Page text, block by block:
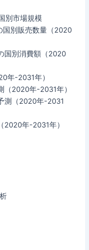
別市場規模
国別販売数量（2020
国別消費額（2020
年-2031年）
（2020年-2031年）
測（2020年-2031
2020年-2031年）